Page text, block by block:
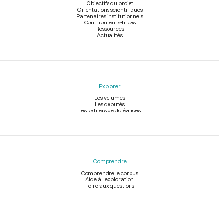
Objectifs du projet
Orientations scientifiques
Partenaires institutionnels
Contributeurs-trices
Ressources
Actualités
Explorer
Les volumes
Les députés
Les cahiers de doléances
Comprendre
Comprendre le corpus
Aide à l'exploration
Foire aux questions